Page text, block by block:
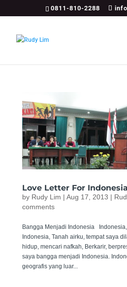
0811-810-2288
Love Letter For Indonesia
by Rudy Lim | Aug 17, 2013 |
comments
Bangga Menjadi Indonesia
Indonesia, Tanah airku, tempat saya
hidup, mencari nafkah, Berkarir,
saya bangga menjadi Indonesia.
geografis yang luar...